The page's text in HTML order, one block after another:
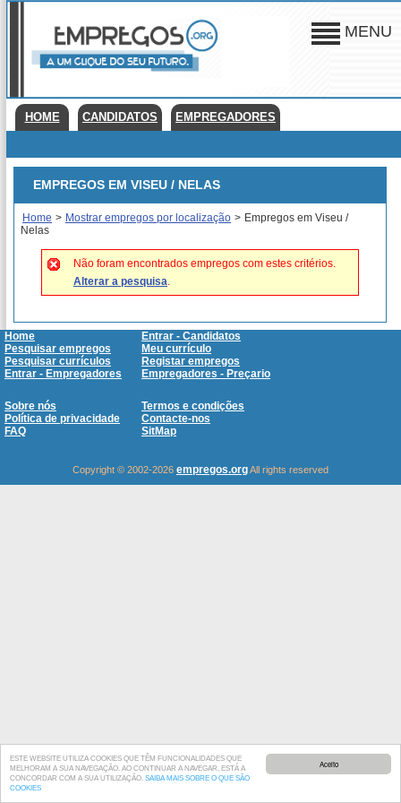
Aceito
ESTE WEBSITE UTILIZA COOKIES QUE TÊM FUNCIONALIDADES QUE
MELHORAM A SUA NAVEGAÇÃO. AO CONTINUAR A NAVEGAR, ESTÁ A
CONCORDAR COM A SUA UTILIZAÇÃO. SAIBA MAIS SOBRE O QUE SÃO
COOKIES
MENU
HOME CANDIDATOS EMPREGADORES
EMPREGOS EM VISEU / NELAS
Home > Mostrar empregos por localização > Empregos em Viseu /
Nelas
Não foram encontrados empregos com estes critérios.
Alterar a pesquisa.
Home
Entrar - Candidatos
Pesquisar empregos
Meu currículo
Pesquisar currículos
Registar empregos
Entrar - Empregadores
Empregadores - Preçario
Sobre nós
Termos e condições
Política de privacidade
Contacte-nos
FAQ
SitMap
Copyright © 2002-2026 empregos.orgAll rights reserved